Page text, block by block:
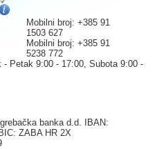
Mobilni broj: +385 91
1503 627
Mobilni broj: +385 91
5238 772
- Petak 9:00 - 17:00, Subota 9:00 -
banka d.d. IBAN:
ZABA HR 2X